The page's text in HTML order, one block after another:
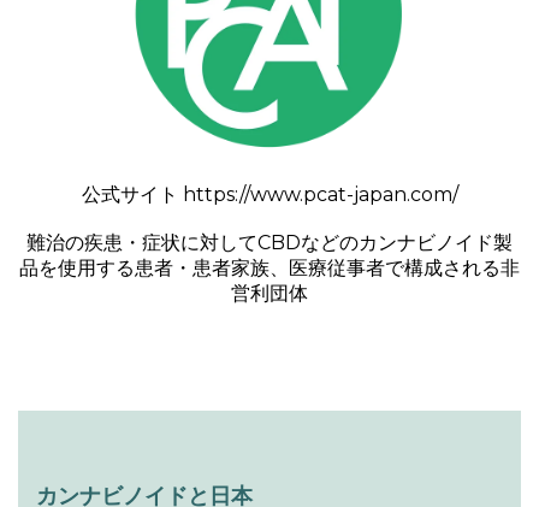
公式サイト https://www.pcat-japan.com/
難治の疾患・症状に対してCBDなどのカンナビノイド製
品を使用する患者・患者家族、医療従事者で構成される非
営利団体
カンナビノイドと日本